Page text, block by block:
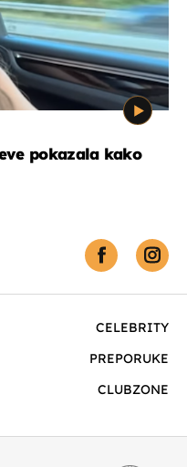
pokazala kako
CELEBRITY
PREPORUKE
CLUBZONE